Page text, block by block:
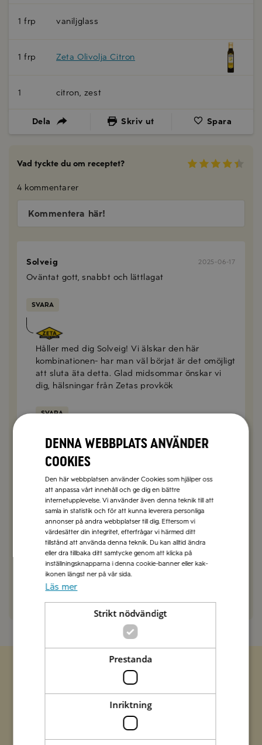
1 frp vaniljglass
1 frp Zeta Olivolja Citron
1 citron, zest
Dela Skriv ut Spara
Vad tyckte du om receptet?
4 kommentarer
Kommentera här!
Solveig 2025-06-17
Oväntat gott, snabbt och lättlagat
SVARA
Anna Mellberg
Håller med dig Solveig! Vi älskar den här
kombinationen- har man väl börjat är det omöjligt
att sluta äta detta. Glad midsommar önskar vi
dig, hälsningar från Zetas provkök
SVARA
Oväntat gott! La även till hackade pistagenötter,
lite flingsalt och myntablad (eller cittronmelissblad)
Hans
Mums filibabba!
SVARA
Zetas populära nyhetsbrev
Missa inte att vi har flera olika nyhetsbrev som
förenklar vardagen och förgyller helgen med
Denna webbplats använder
cookies
Den här webbplatsen använder Cookies som hjälper oss
att anpassa vårt innehåll och ge dig en bättre
internetupplevelse. Vi använder även denna teknik till att
samla in statistik och för att kunna leverera personliga
annonser på andra webbplatser till dig. Eftersom vi
värdesätter din integritet, efterfrågar vi härmed ditt
tillstånd att använda denna teknik. Du kan alltid ändra
eller dra tillbaka ditt samtycke genom att klicka på
inställningsknapparna i denna cookie-banner eller kak-
ikonen längst ner på vår sida.
Läs mer
Strikt nödvändigt
Prestanda
Inriktning